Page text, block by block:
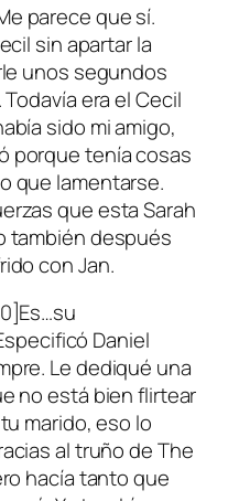
parece que sí.
sin apartar la
unos segundos
era el Cecil
sido mi amigo,
porque tenía cosas
que lamentarse.
que esta Sarah
también después
con Jan.
Daniel
Le dediqué una
no está bien flirtear
marido, eso lo
al truño de The
hacía tanto que